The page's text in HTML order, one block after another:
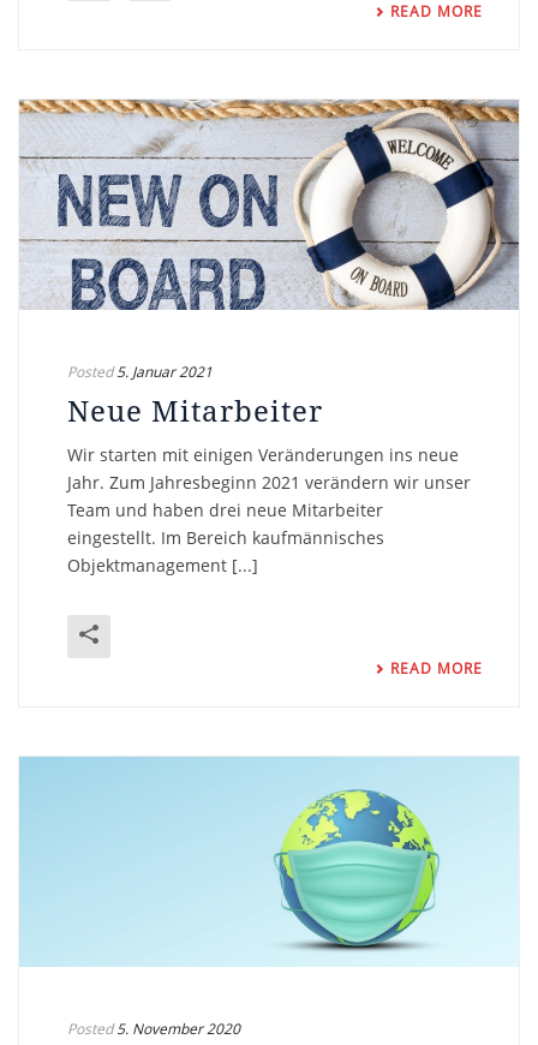
READ MORE
Posted 5. Januar 2021
Neue Mitarbeiter
Wir starten mit einigen Veränderungen ins neue
Jahr. Zum Jahresbeginn 2021 verändern wir unser
Team und haben drei neue Mitarbeiter
eingestellt. Im Bereich kaufmännisches
Objektmanagement [...]
READ MORE
Posted 5. November 2020